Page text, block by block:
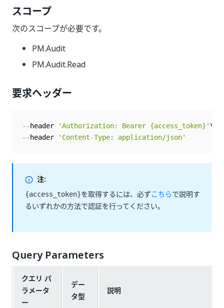
スコープ
次のスコープが必要です。
PM.Audit
PM.Audit.Read
要求ヘッダー
-- header 'Authorization: Bearer {access_token}'
-- header 'Content-Type: application/json'
注:
{access_token}を取得するには、必ずこちらで説明す
るいずれかの方法で認証を行ってください。
Query Parameters
クエリ パ
ラメータ
ー
デー
タ型
説明